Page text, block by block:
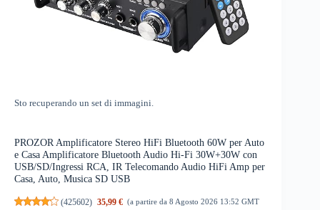
Sto recuperando un set di immagini.
PROZOR Amplificatore Stereo HiFi Bluetooth 60W per Auto
e Casa Amplificatore Bluetooth Audio Hi-Fi 30W+30W con
USB/SD/Ingressi RCA, IR Telecomando Audio HiFi Amp per
Casa, Auto, Musica SD USB
(425602) 35,99 € (a partire da 8 Agosto 2026 13:52 GMT